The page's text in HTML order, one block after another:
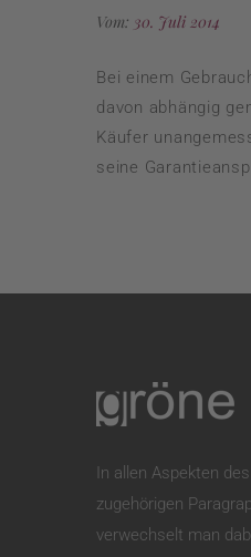
Vom: 30. Juli 2014
Bei einem
davon abhängig
Käufer
seine
In allen Aspekten
zugehörigen
verwechselt man